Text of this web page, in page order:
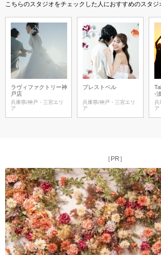
こちらのスタジオをチェックした人におすすめのスタジ
ラヴィファクトリー神
戸店
兵庫県/神戸・三宮エリ
ア
プレストベル
兵庫県/神戸・三宮エリ
ア
-
兵
ア
［PR］